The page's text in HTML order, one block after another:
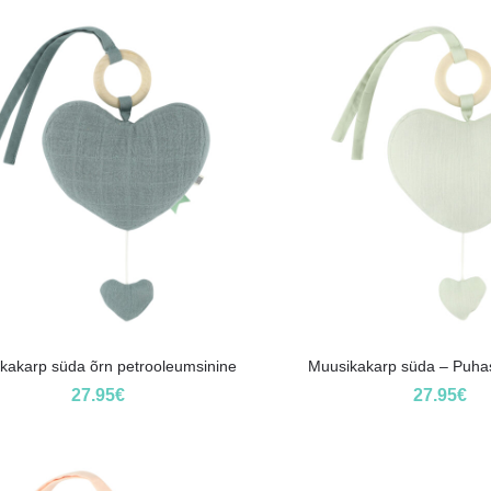
süda õrn petrooleumsinine
27.95€
Muusikakarp süda –
27.95€